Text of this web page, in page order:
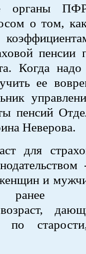
органы
о том,
пенсии
Когда
ее
пенсий
Неверова.
для
и
ранее
возраст,
по